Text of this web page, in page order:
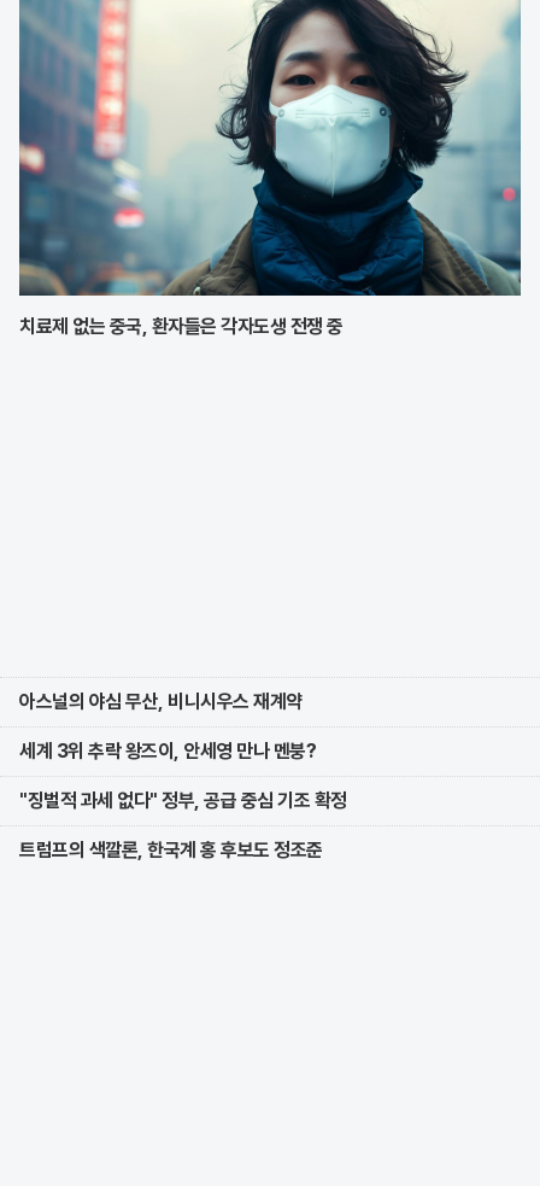
치료제 없는 중국, 환자들은 각자도생 전쟁 중
아스널의 야심 무산, 비니시우스 재계약
세계 3위 추락 왕즈이, 안세영 만나 멘붕?
"징벌적 과세 없다" 정부, 공급 중심 기조 확정
트럼프의 색깔론, 한국계 홍 후보도 정조준